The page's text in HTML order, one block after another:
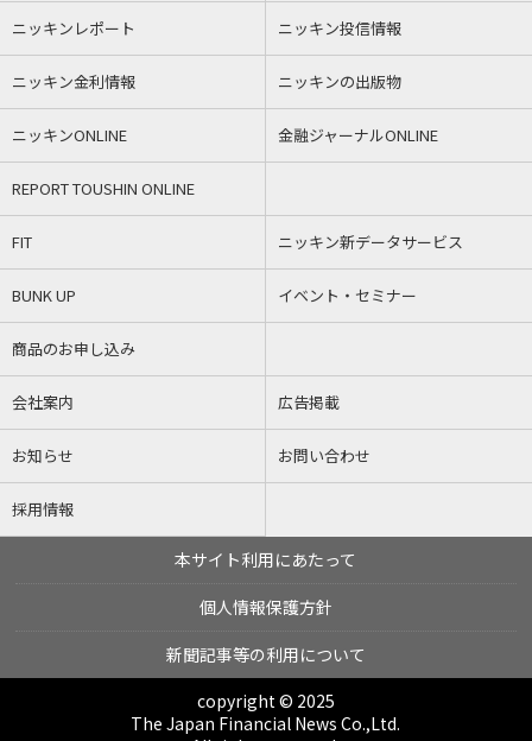
ニッキンレポート ニッキン投信情報
ニッキン金利情報 ニッキンの出版物
ニッキンONLINE 金融ジャーナルONLINE
REPORT TOUSHIN ONLINE
FIT ニッキン新データサービス
BUNK UP イベント・セミナー
商品のお申し込み
会社案内 広告掲載
お知らせ お問い合わせ
採用情報
本サイト利用にあたって
個人情報保護方針
新聞記事等の利用について
copyright © 2025
The Japan Financial News Co.,Ltd.